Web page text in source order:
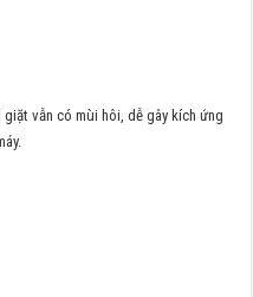
vẫn có mùi hôi, dễ gây kích ứng